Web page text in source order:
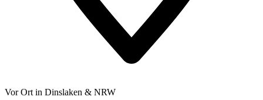
Vor Ort in Dinslaken & NRW